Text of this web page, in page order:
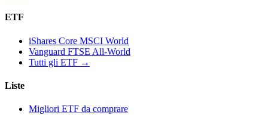
ETF
iShares Core MSCI World
Vanguard FTSE All-World
Tutti gli ETF →
Liste
Migliori ETF da comprare